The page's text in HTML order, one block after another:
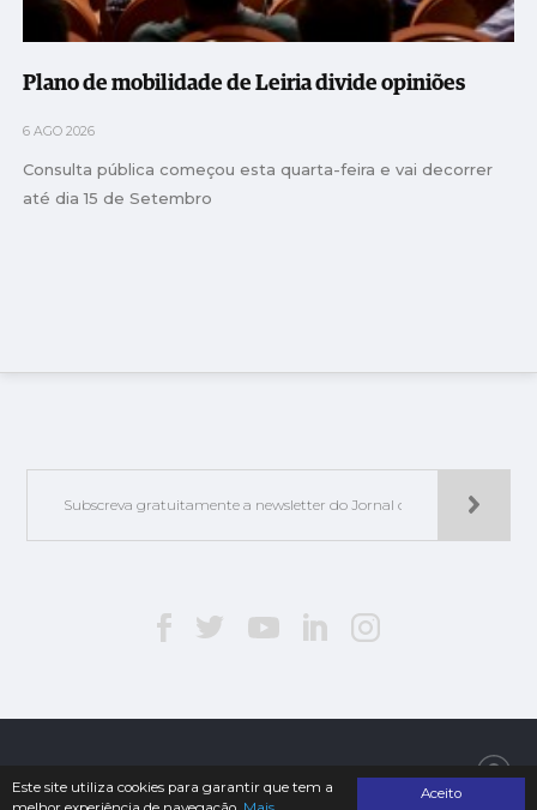
Aceito
Este site utiliza cookies para garantir que tem a
Plano de mobilidade de Leiria divide opiniões
6 AGO 2026
Consulta pública começou esta quarta-feira e vai decorrer
até dia 15 de Setembro